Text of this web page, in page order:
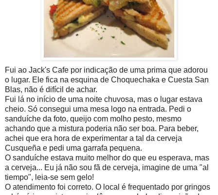
Fui ao Jack's Cafe por indicação de uma prima que adorou
o lugar. Ele fica na esquina de Choquechaka e Cuesta San
Blas, não é difícil de achar.
Fui lá no início de uma noite chuvosa, mas o lugar estava
cheio. Só consegui uma mesa logo na entrada. Pedi o
sanduíche da foto, queijo com molho pesto, mesmo
achando que a mistura poderia não ser boa. Para beber,
achei que era hora de experimentar a tal da cerveja
Cusqueña e pedi uma garrafa pequena.
O sanduíche estava muito melhor do que eu esperava, mas
a cerveja... Eu já não sou fã de cerveja, imagine de uma "al
tiempo", leia-se sem gelo!
O atendimento foi correto. O local é frequentado por gringos